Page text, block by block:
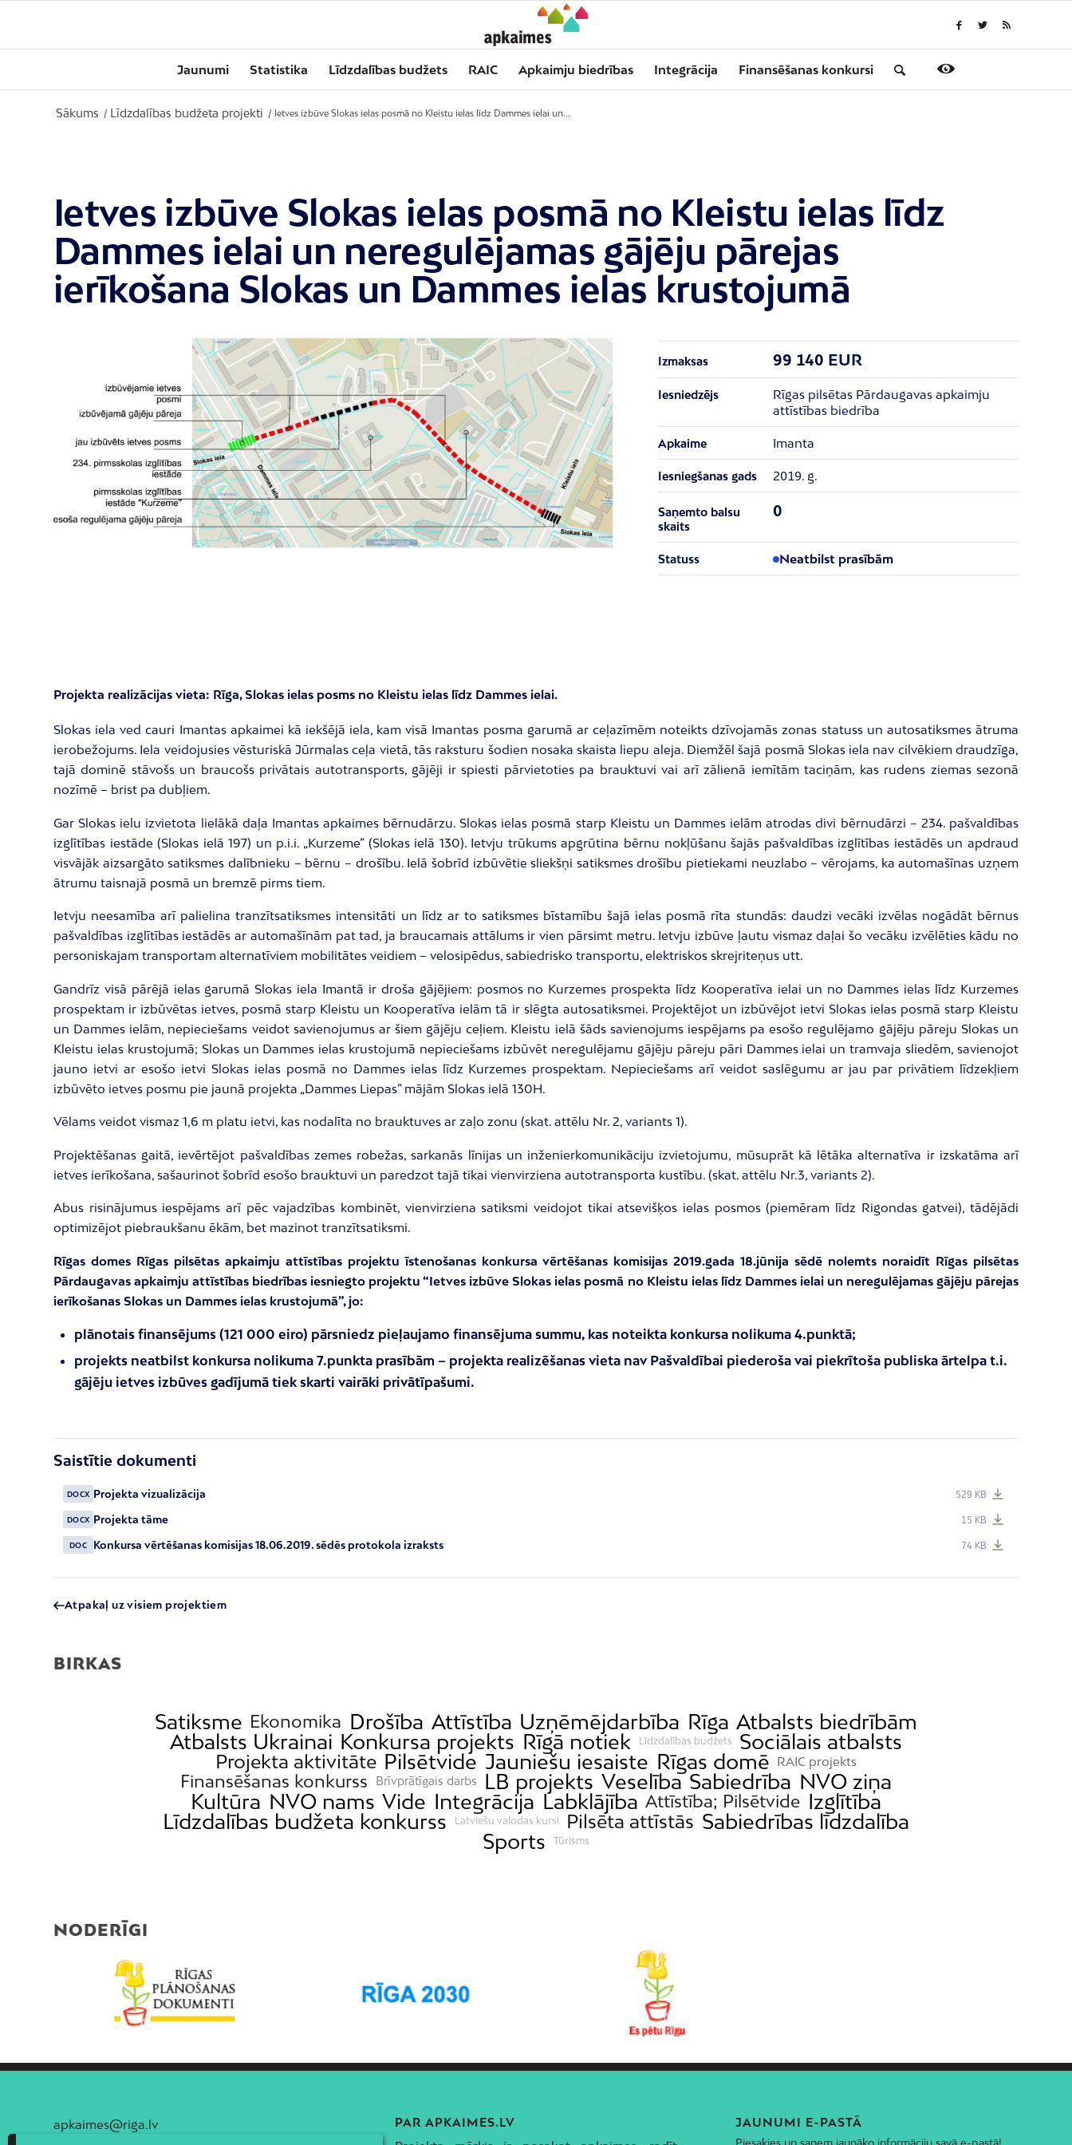
Jaunumi Statistika Līdzdalības budžets RAIC Apkaimju biedrības Integrācija Finansēšanas konkursi
Sākums / Līdzdalības budžeta projekti / Ietves izbūve Slokas ielas posmā no Kleistu ielas līdz Dammes ielai un...
Ietves izbūve Slokas ielas posmā no Kleistu ielas līdz
Dammes ielai un neregulējamas gājēju pārejas
ierīkošana Slokas un Dammes ielas krustojumā
Izmaksas 99 140 EUR
Iesniedzējs
Rīgas pilsētas Pārdaugavas apkaimju
attīstības biedrība
Apkaime Imanta
Iesniegšanas gads 2019. g.
Saņemto balsu
skaits
0
Statuss Neatbilst prasībām
Projekta realizācijas vieta: Rīga, Slokas ielas posms no Kleistu ielas līdz Dammes ielai.
Slokas iela ved cauri Imantas apkaimei kā iekšējā iela, kam visā Imantas posma garumā ar ceļazīmēm noteikts dzīvojamās zonas statuss un autosatiksmes ātruma
ierobežojums. Iela veidojusies vēsturiskā Jūrmalas ceļa vietā, tās raksturu šodien nosaka skaista liepu aleja. Diemžēl šajā posmā Slokas iela nav cilvēkiem draudzīga,
tajā dominē stāvošs un braucošs privātais autotransports, gājēji ir spiesti pārvietoties pa brauktuvi vai arī zālienā iemītām taciņām, kas rudens ziemas sezonā
nozīmē – brist pa dubļiem.
Gar Slokas ielu izvietota lielākā daļa Imantas apkaimes bērnudārzu. Slokas ielas posmā starp Kleistu un Dammes ielām atrodas divi bērnudārzi – 234. pašvaldības
izglītības iestāde (Slokas ielā 197) un p.i.i. „Kurzeme” (Slokas ielā 130). Ietvju trūkums apgrūtina bērnu nokļūšanu šajās pašvaldības izglītības iestādēs un apdraud
visvājāk aizsargāto satiksmes dalībnieku – bērnu – drošību. Ielā šobrīd izbūvētie sliekšņi satiksmes drošību pietiekami neuzlabo – vērojams, ka automašīnas uzņem
ātrumu taisnajā posmā un bremzē pirms tiem.
Ietvju neesamība arī palielina tranzītsatiksmes intensitāti un līdz ar to satiksmes bīstamību šajā ielas posmā rīta stundās: daudzi vecāki izvēlas nogādāt bērnus
pašvaldības izglītības iestādēs ar automašīnām pat tad, ja braucamais attālums ir vien pārsimt metru. Ietvju izbūve ļautu vismaz daļai šo vecāku izvēlēties kādu no
personiskajam transportam alternatīviem mobilitātes veidiem – velosipēdus, sabiedrisko transportu, elektriskos skrejriteņus utt.
Gandrīz visā pārējā ielas garumā Slokas iela Imantā ir droša gājējiem: posmos no Kurzemes prospekta līdz Kooperatīva ielai un no Dammes ielas līdz Kurzemes
prospektam ir izbūvētas ietves, posmā starp Kleistu un Kooperatīva ielām tā ir slēgta autosatiksmei. Projektējot un izbūvējot ietvi Slokas ielas posmā starp Kleistu
un Dammes ielām, nepieciešams veidot savienojumus ar šiem gājēju ceļiem. Kleistu ielā šāds savienojums iespējams pa esošo regulējamo gājēju pāreju Slokas un
Kleistu ielas krustojumā; Slokas un Dammes ielas krustojumā nepieciešams izbūvēt neregulējamu gājēju pāreju pāri Dammes ielai un tramvaja sliedēm, savienojot
jauno ietvi ar esošo ietvi Slokas ielas posmā no Dammes ielas līdz Kurzemes prospektam. Nepieciešams arī veidot saslēgumu ar jau par privātiem līdzekļiem
izbūvēto ietves posmu pie jaunā projekta „Dammes Liepas” mājām Slokas ielā 130H.
Vēlams veidot vismaz 1,6 m platu ietvi, kas nodalīta no brauktuves ar zaļo zonu (skat. attēlu Nr. 2, variants 1).
Projektēšanas gaitā, ievērtējot pašvaldības zemes robežas, sarkanās līnijas un inženierkomunikāciju izvietojumu, mūsuprāt kā lētāka alternatīva ir izskatāma arī
ietves ierīkošana, sašaurinot šobrīd esošo brauktuvi un paredzot tajā tikai vienvirziena autotransporta kustību. (skat. attēlu Nr.3, variants 2).
Abus risinājumus iespējams arī pēc vajadzības kombinēt, vienvirziena satiksmi veidojot tikai atsevišķos ielas posmos (piemēram līdz Rigondas gatvei), tādējādi
optimizējot piebraukšanu ēkām, bet mazinot tranzītsatiksmi.
Rīgas domes Rīgas pilsētas apkaimju attīstības projektu īstenošanas konkursa vērtēšanas komisijas 2019.gada 18.jūnija sēdē nolemts noraidīt Rīgas pilsētas
Pārdaugavas apkaimju attīstības biedrības iesniegto projektu “Ietves izbūve Slokas ielas posmā no Kleistu ielas līdz Dammes ielai un neregulējamas gājēju pārejas
ierīkošanas Slokas un Dammes ielas krustojumā”, jo:
plānotais finansējums (121 000 eiro) pārsniedz pieļaujamo finansējuma summu, kas noteikta konkursa nolikuma 4.punktā;
projekts neatbilst konkursa nolikuma 7.punkta prasībām – projekta realizēšanas vieta nav Pašvaldībai piederoša vai piekrītoša publiska ārtelpa t.i.
gājēju ietves izbūves gadījumā tiek skarti vairāki privātīpašumi.
Saistītie dokumenti
DOCX Projekta vizualizācija 529 KB
DOCX Projekta tāme 15 KB
DOC Konkursa vērtēšanas komisijas 18.06.2019. sēdēs protokola izraksts 74 KB
Atpakaļ uz visiem projektiem
BIRKAS
Satiksme Ekonomika Drošība Attīstība Uzņēmējdarbība Rīga Atbalsts biedrībām
Atbalsts Ukrainai Konkursa projekts Rīgā notiek Līdzdalības budžets Sociālais atbalsts
Projekta aktivitāte Pilsētvide Jauniešu iesaiste Rīgas domē RAIC projekts
Finansēšanas konkurss Brīvprātīgais darbs LB projekts Veselība Sabiedrība NVO ziņa
Kultūra NVO nams Vide Integrācija Labklājība Attīstība; Pilsētvide Izglītība
Līdzdalības budžeta konkurss
Latviešu valodas kursi Pilsēta attīstās Sabiedrības līdzdalība
Sports
Tūrisms
NODERĪGI
apkaimes@riga.lv PAR APKAIMES.LV JAUNUMI E-PASTĀ
Piesakies un saņem jaunāko informāciju savā e-pastā!